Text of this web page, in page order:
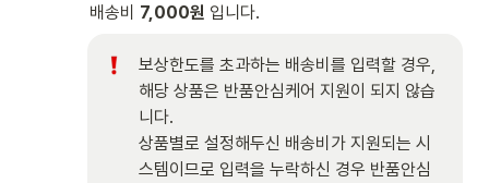
배송비 7,000원 입니다.
보상한도를 초과하는 배송비를 입력할 경우,
해당 상품은 반품안심케어 지원이 되지 않습
니다.
상품별로 설정해두신 배송비가 지원되는 시
스템이므로 입력을 누락하신 경우 반품안심